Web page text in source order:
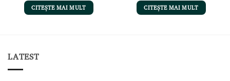
CITEȘTE MAI MULT CITEȘTE MAI MULT
LATEST